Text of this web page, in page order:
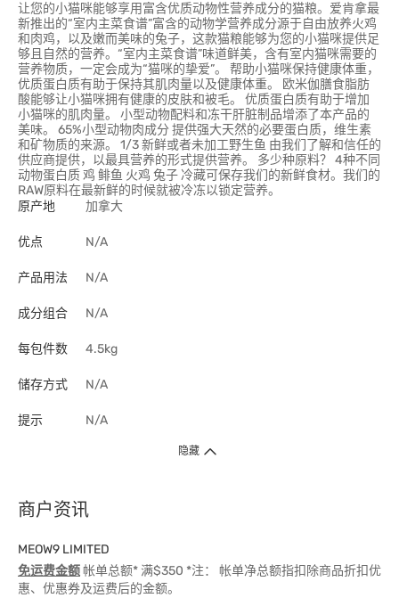
让您的小猫咪能够享用富含优质动物性营养成分的猫粮。爱肯拿最
新推出的“室内主菜食谱”富含的动物学营养成分源于自由放养火鸡
和肉鸡，以及嫩而美味的兔子，这款猫粮能够为您的小猫咪提供足
够且自然的营养。“室内主菜食谱”味道鲜美，含有室内猫咪需要的
营养物质，一定会成为“猫咪的挚爱”。 帮助小猫咪保持健康体重，
优质蛋白质有助于保持其肌肉量以及健康体重。 欧米伽膳食脂肪
酸能够让小猫咪拥有健康的皮肤和被毛。 优质蛋白质有助于增加
小猫咪的肌肉量。 小型动物配料和冻干肝脏制品增添了本产品的
美味。 65%小型动物肉成分 提供强大天然的必要蛋白质，维生素
和矿物质的来源。 1/3 新鲜或者未加工野生鱼 由我们了解和信任的
供应商提供，以最具营养的形式提供营养。 多少种原料？ 4种不同
动物蛋白质 鸡 鲱鱼 火鸡 兔子 冷藏可保存我们的新鲜食材。我们的
RAW原料在最新鲜的时候就被冷冻以锁定营养。
原产地
加拿大
优点 N/A
产品用法 N/A
成分组合 N/A
每包件数 4.5kg
储存方式 N/A
提示 N/A
隐藏
商户资讯
MEOW9 LIMITED
免运费金额帐单总额* 满$350 *注： 帐单净总额指扣除商品折扣优
惠、优惠券及运费后的金额。